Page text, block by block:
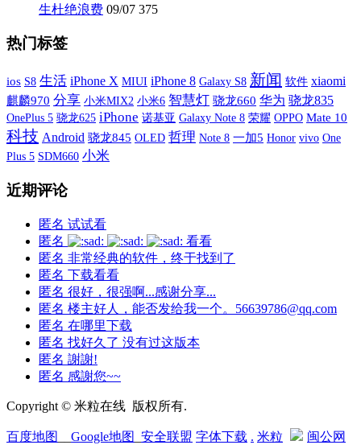
生杜绝浪费 09/07 375
热门标签
ios S8 生活 iPhone X MIUI iPhone 8 Galaxy S8 新闻 软件 xiaomi
麒麟970 分享 小米MIX2 小米6 智慧灯 骁龙660 华为 骁龙835
OnePlus 5 骁龙625 iPhone 诺基亚 Galaxy Note 8 荣耀 OPPO Mate 10
科技 Android 骁龙845 OLED 哲理 Note 8 一加5 Honor vivo One
Plus 5 SDM660 小米
近期评论
匿名 试试看
匿名
看看
匿名 非常经典的软件，终于找到了
匿名 下载看看
匿名 很好，很强啊...感谢分享...
匿名 楼主好人，能否发给我一个。56639786@qq.com
匿名 在哪里下载
匿名 找好久了 没有过这版本
匿名 謝謝!
匿名 感謝您~~
Copyright © 米粒在线 版权所有.
百度地图 Google地图 安全联盟 字体下载 . 米粒 闽公网